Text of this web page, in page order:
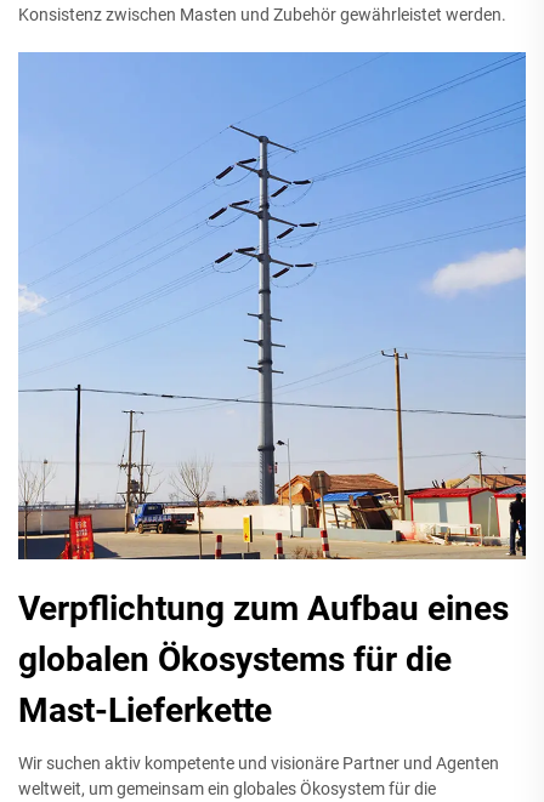
Konsistenz zwischen Masten und Zubehör gewährleistet werden.
Verpflichtung zum Aufbau eines
globalen Ökosystems für die
Mast-Lieferkette
Wir suchen aktiv kompetente und visionäre Partner und Agenten
weltweit, um gemeinsam ein globales Ökosystem für die